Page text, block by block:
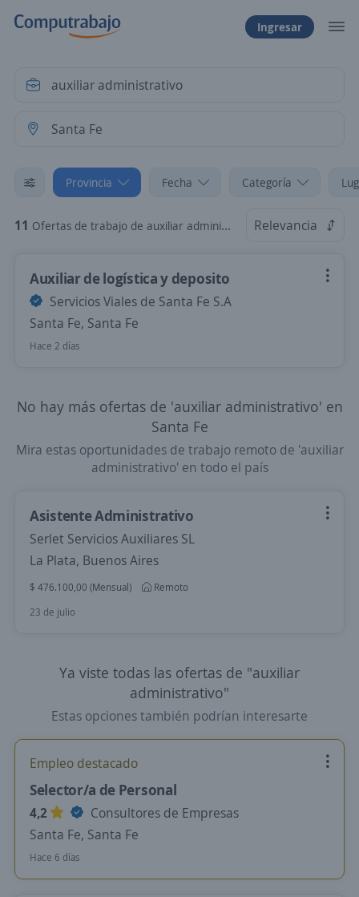
Ingresar
Provincia Fecha Categoría
11 Ofertas de trabajo de auxiliar administrativo en Santa Fe, Santa Fe Relevancia
Auxiliar de logística y deposito
Servicios Viales de Santa Fe S.A
Santa Fe, Santa Fe
Hace 2 días
No hay más ofertas de 'auxiliar administrativo' en
Santa Fe
Mira estas oportunidades de trabajo remoto de 'auxiliar
administrativo' en todo el país
Asistente Administrativo
Serlet Servicios Auxiliares SL
La Plata, Buenos Aires
$ 476.100,00 (Mensual)
Remoto
23 de julio
Ya viste todas las ofertas de "auxiliar
administrativo"
Estas opciones también podrían interesarte
Empleo destacado
Selector/a de Personal
4,2
Consultores de Empresas
Santa Fe, Santa Fe
Hace 6 días